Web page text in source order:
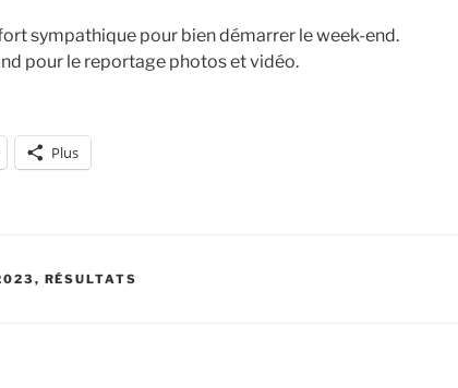
sympathique pour bien démarrer le week-end.
pour le reportage photos et vidéo.
Plus
, RÉSULTATS